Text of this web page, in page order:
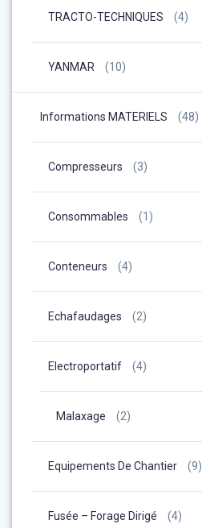
TRACTO-TECHNIQUES (4)
YANMAR (10)
Informations MATERIELS (48)
Compresseurs (3)
Consommables (1)
Conteneurs (4)
Echafaudages (2)
Electroportatif (4)
Malaxage (2)
Equipements De Chantier (9)
Fusée – Forage Dirigé (4)